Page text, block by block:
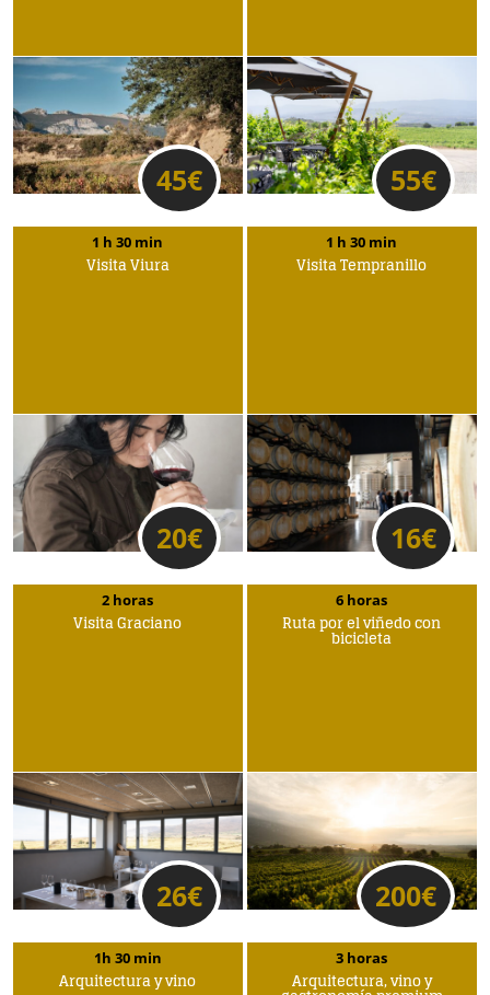
1 h 30 min
Visita Viura
20€
1 h 30 min
Visita Tempranillo
16€
2 horas
Visita Graciano
26€
6 horas
Ruta por el viñedo con
bicicleta
200€
1h 30 min
Arquitectura y vino
3 horas
Arquitectura, vino y
45€ 55€